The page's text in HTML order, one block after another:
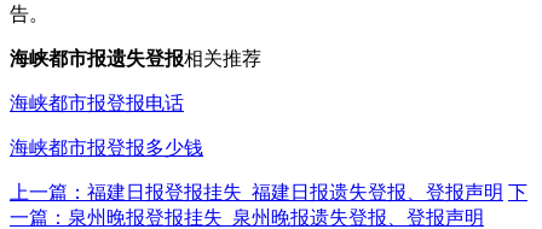
告。
海峡都市报遗失登报相关推荐
海峡都市报登报电话
海峡都市报登报多少钱
上一篇：福建日报登报挂失_福建日报遗失登报、登报声明 下
一篇：泉州晚报登报挂失_泉州晚报遗失登报、登报声明